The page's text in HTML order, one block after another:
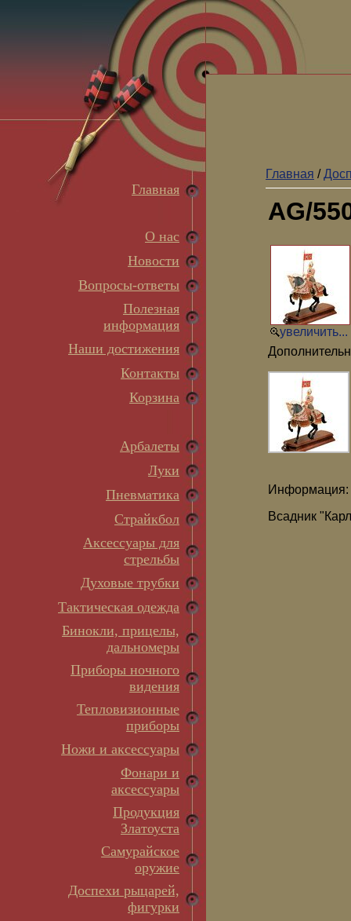
Главная
О нас
Новости
Вопросы-ответы
Полезная
информация
Наши достижения
Контакты
Корзина
Арбалеты
Луки
Пневматика
Страйкбол
Аксессуары для
стрельбы
Духовые трубки
Тактическая одежда
Бинокли, прицелы,
дальномеры
Приборы ночного
видения
Тепловизионные
приборы
Ножи и аксессуары
Фонари и
аксессуары
Продукция
Златоуста
Самурайское
оружие
Доспехи рыцарей,
фигурки
Главная /
AG/
увеличить...
Информация:
Всадник